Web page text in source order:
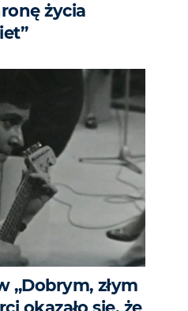
życia
„Dobrym, złym